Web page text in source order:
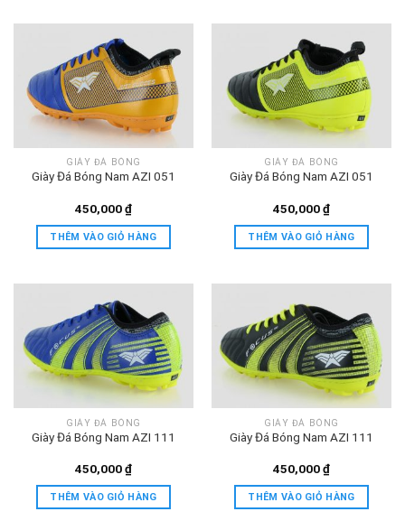
GIÀY ĐÁ BÓNG
Giày Đá Bóng Nam AZI 051
450,000₫
THÊM VÀO GIỎ HÀNG
GIÀY ĐÁ BÓNG
Giày Đá Bóng Nam AZI 051
450,000₫
THÊM VÀO GIỎ HÀNG
GIÀY ĐÁ BÓNG
Giày Đá Bóng Nam AZI 111
450,000₫
THÊM VÀO GIỎ HÀNG
GIÀY ĐÁ BÓNG
Giày Đá Bóng Nam AZI 111
450,000₫
THÊM VÀO GIỎ HÀNG